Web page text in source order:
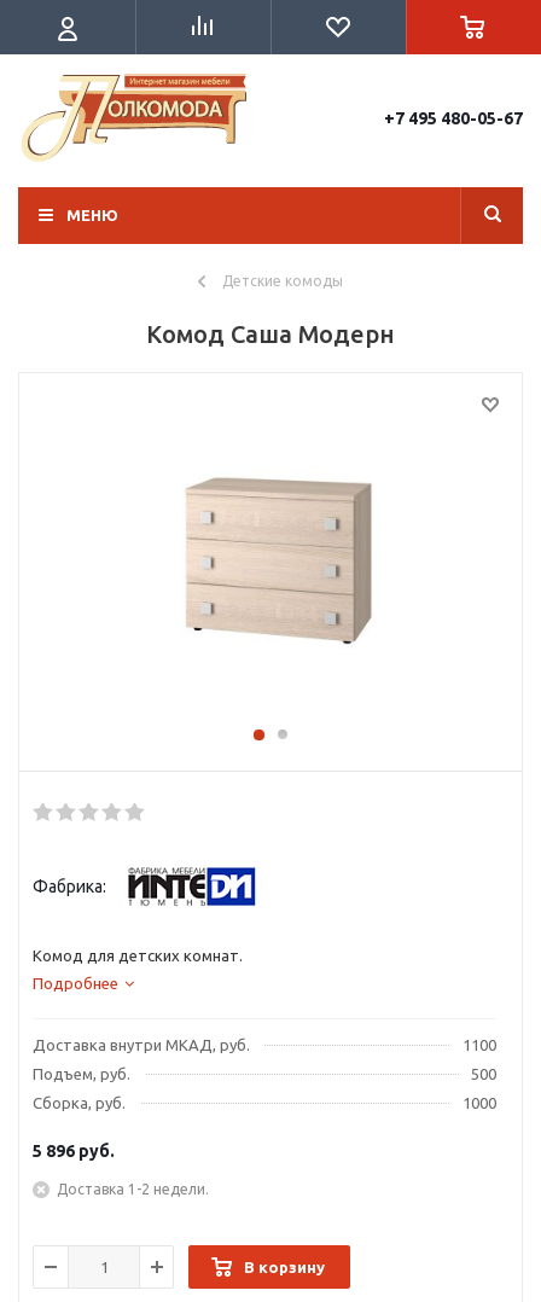
+7 495 480-05-67
МЕНЮ
Детские комоды
Комод Саша Модерн
Фабрика:
Комод для детских комнат.
Подробнее
Доставка внутри МКАД, руб.
1100
Подъем, руб.
500
Сборка, руб.
1000
5 896 руб.
Доставка 1-2 недели.
В корзину